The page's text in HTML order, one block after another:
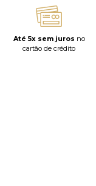
Até 5x sem juros no
cartão de crédito